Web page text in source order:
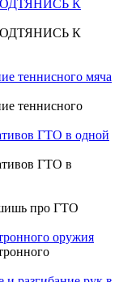
К
К
теннисного мяча
теннисного
ГТО в одной
ГТО в
про ГТО
оружия